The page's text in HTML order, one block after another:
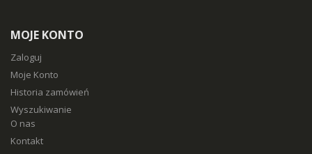
MOJE KONTO
Zaloguj
Moje Konto
Historia zamówień
Wyszukiwanie
O nas
Kontakt